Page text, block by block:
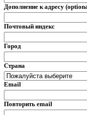
Дополнение к адресу
Почтовый индекс
Город
Страна
Email
Повторить email